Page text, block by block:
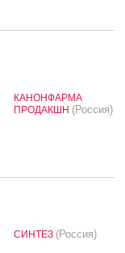
КАНОНФАРМА
ПРОДАКШН (Россия)
СИНТЕЗ (Россия)